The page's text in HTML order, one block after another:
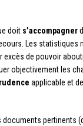
doit s’accompagner
Les statistiques
excès de pouvoir
objectivement les
applicable et
documents pertinents